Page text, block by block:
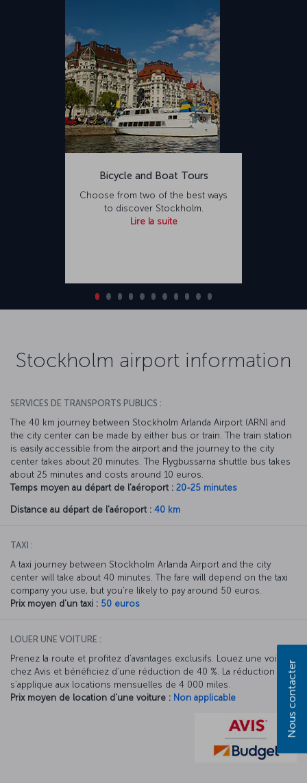
Bicycle and Boat Tours
Choose from two of the best ways
to discover Stockholm.
Lire la suite
Stockholm airport information
SERVICES DE TRANSPORTS PUBLICS :
The 40 km journey between Stockholm Arlanda Airport (ARN) and
the city center can be made by either bus or train. The train station
is easily accessible from the airport and the journey to the city
center takes about 20 minutes. The Flygbussarna shuttle bus takes
about 25 minutes and costs around 10 euros.
Temps moyen au départ de l'aéroport : 20-25 minutes
Distance au départ de l'aéroport : 40 km
TAXI :
A taxi journey between Stockholm Arlanda Airport and the city
center will take about 40 minutes. The fare will depend on the taxi
company you use, but you're likely to pay around 50 euros.
Prix moyen d'un taxi : 50 euros
LOUER UNE VOITURE :
Prenez la route et profitez d’avantages exclusifs. Louez une voiture
chez Avis et bénéficiez d’une réduction de 40 %. La réduction Avis
s’applique aux locations mensuelles de 4 000 miles.
Prix moyen de location d'une voiture : Non applicable Nous contacter